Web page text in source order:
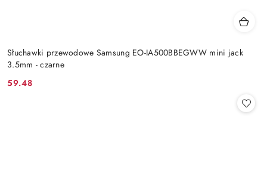
Słuchawki przewodowe Samsung EO-IA500BBEGWW mini jack
3.5mm - czarne
Cena:
59.48